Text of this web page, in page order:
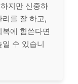
지만 신중하
를 잘 하고,
에 힘쓴다면
수 있습니